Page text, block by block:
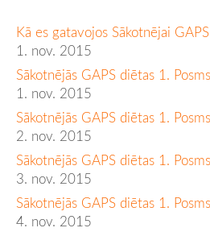
Kā es gatavojos Sākotnējai
1. nov. 2015
Sākotnējās GAPS diētas 1.
1. nov. 2015
Sākotnējās GAPS diētas 1.
2. nov. 2015
Sākotnējās GAPS diētas 1.
3. nov. 2015
Sākotnējās GAPS diētas 1.
4. nov. 2015